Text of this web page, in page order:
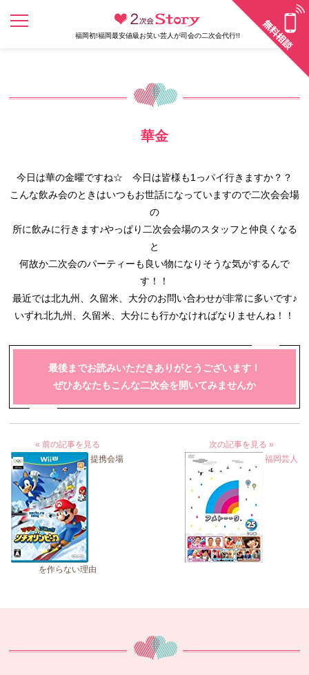
福岡初!福岡最安値級お笑い芸人が司会の二次会代行!!
華金
今日は華の金曜ですね☆ 今日は皆様も1っパイ行きますか？？
こんな飲み会のときはいつもお世話になっていますので二次会会場
の
所に飲みに行きます♪やっぱり二次会会場のスタッフと仲良くなる
と
何故か二次会のパーティーも良い物になりそうな気がするんで
す！！
最近では北九州、久留米、大分のお問い合わせが非常に多いです♪
いずれ北九州、久留米、大分にも行かなければなりませんね！！
最後までお読みいただきありがとうございます！
ぜひあなたもこんな二次会を開いてみませんか
« 前の記事を見る
提携会場
を作らない理由
次の記事を見る »
福岡芸人